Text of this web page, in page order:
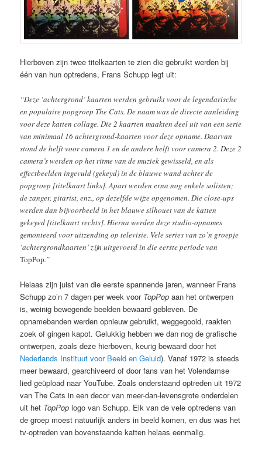
Hierboven zijn twee titelkaarten te zien die gebruikt werden bij
één van hun optredens, Frans Schupp legt uit:
“Deze ‘achtergrond’ kaarten werden gebruikt voor de legendarische
en populaire popgroep The Cats. De naam was de directe aanleiding
voor deze katten collage. Die 2 kaarten maakten deel uit van een serie
van minimaal 16 achtergrond-kaarten voor deze opname. Daarvan
stond de helft voor camera 1 en de andere helft voor camera 2. Deze 2
camera’s werden op het ritme van de muziek gewisseld, en als
effectbeelden ingevuld (gekeyd) in de blauwe wand achter de
popgroep [titelkaart links]. Apart werden erna nog enkele solisten;
de zanger, gitarist, enz., op dezelfde wijze opgenomen. Die close-ups
werden dan bijvoorbeeld in het blauwe silhouet van de katten
gekeyed [titelkaart rechts]. Hierna werden deze studio-opnames
gemonteerd voor uitzending op televisie. Vele series van zo’n groepje
‘achtergrondkaarten’ zijn uitgevoerd in die eerste periode van
TopPop.”
Helaas zijn juist van die eerste spannende jaren, wanneer Frans
Schupp zo’n 7 dagen per week voor TopPop aan het ontwerpen
is, weinig bewegende beelden bewaard gebleven. De
opnamebanden werden opnieuw gebruikt, weggegooid, raakten
zoek of gingen kapot. Gelukkig hebben we dan nog de grafische
ontwerpen, zoals deze hierboven, keurig bewaard door het
Nederlands Instituut voor Beeld en Geluid). Vanaf 1972 is steeds
meer bewaard, gearchiveerd of door fans van het Volendamse
lied geüpload naar YouTube. Zoals onderstaand optreden uit 1972
van The Cats in een decor van meer-dan-levensgrote onderdelen
uit het TopPop logo van Schupp. Elk van de vele optredens van
de groep moest natuurlijk anders in beeld komen, en dus was het
tv-optreden van bovenstaande katten helaas eenmalig.